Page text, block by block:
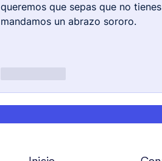
queremos que sepas que no
mandamos un abrazo sororo.